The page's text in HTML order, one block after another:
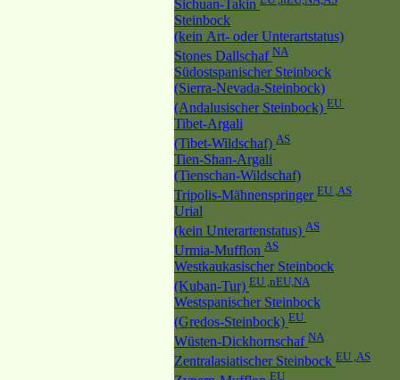
Sichuan-Takin
Steinbock
(kein Art- oder Unterartstatus)
Stones Dallschaf NA
Südostspanischer Steinbock
(Sierra-Nevada-Steinbock)
(Andalusischer Steinbock) EU
Tibet-Argali
(Tibet-Wildschaf) AS
Tien-Shan-Argali
(Tienschan-Wildschaf)
Tripolis-Mähnenspringer EU ,AS
Urial
(kein Unterartenstatus) AS
Urmia-Mufflon AS
Westkaukasischer Steinbock
(Kuban-Tur) EU ,nEU,NA
Westspanischer Steinbock
(Gredos-Steinbock) EU
Wüsten-Dickhornschaf NA
Zentralasiatischer Steinbock EU ,AS
EU